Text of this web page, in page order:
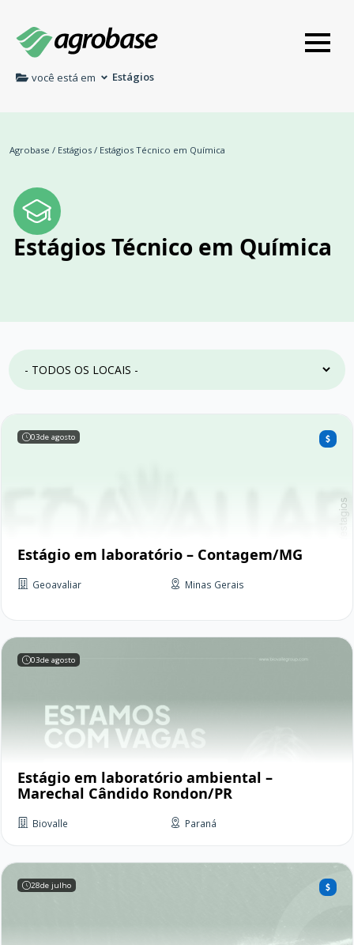
você está em Estágios
Agrobase / Estágios / Estágios Técnico em Química
Estágios Técnico em Química
03de agosto
Estágio em laboratório – Contagem/MG
Geoavaliar Minas Gerais
03de agosto
Estágio em laboratório ambiental –
Marechal Cândido Rondon/PR
Biovalle Paraná
28de julho